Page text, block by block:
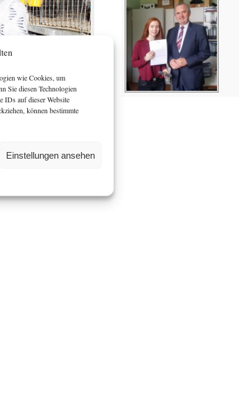
wie Cookies, um
Sie diesen Technologien
IDs auf dieser Website
können bestimmte
Einstellungen ansehen
Renate Naumann bei
Thomas Schmidt
572 Tiere und 64 Rassen
zu seinem 90-
die gewünschten